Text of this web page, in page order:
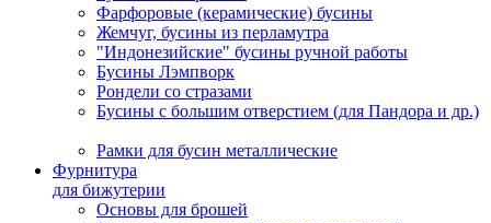
Фарфоровые (керамические) бусины
Жемчуг, бусины из перламутра
"Индонезийские" бусины ручной работы
Бусины Лэмпворк
Рондели со стразами
Бусины с большим отверстием (для Пандора и др.)
Рамки для бусин металлические
Фурнитура
для бижутерии
Основы для брошей